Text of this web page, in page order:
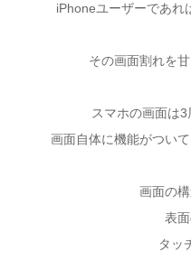
iPhoneユーザーであれ
その画面割れを
スマホの画面は3
画面自体に機能がつい
画面の構
表
タッ